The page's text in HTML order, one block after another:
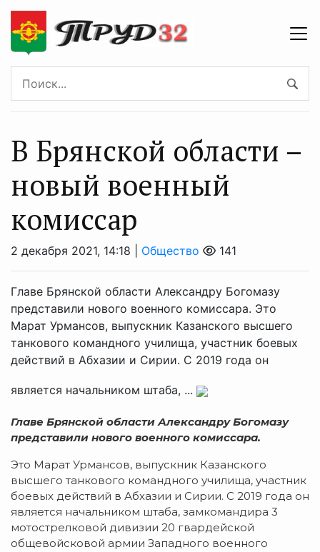
В Брянской области –
новый военный
комиссар
2 декабря 2021, 14:18 | Общество 141
Главе Брянской области Александру Богомазу
представили нового военного комиссара. Это
Марат Урмансов, выпускник Казанского высшего
танкового командного училища, участник боевых
действий в Абхазии и Сирии. С 2019 года он
является начальником штаба, ...
Главе Брянской области Александру Богомазу
представили нового военного комиссара.
Это Марат Урмансов, выпускник Казанского
высшего танкового командного училища, участник
боевых действий в Абхазии и Сирии. С 2019 года он
является начальником штаба, замкомандира 3
мотострелковой дивизии 20 гвардейской
общевойсковой армии Западного военного